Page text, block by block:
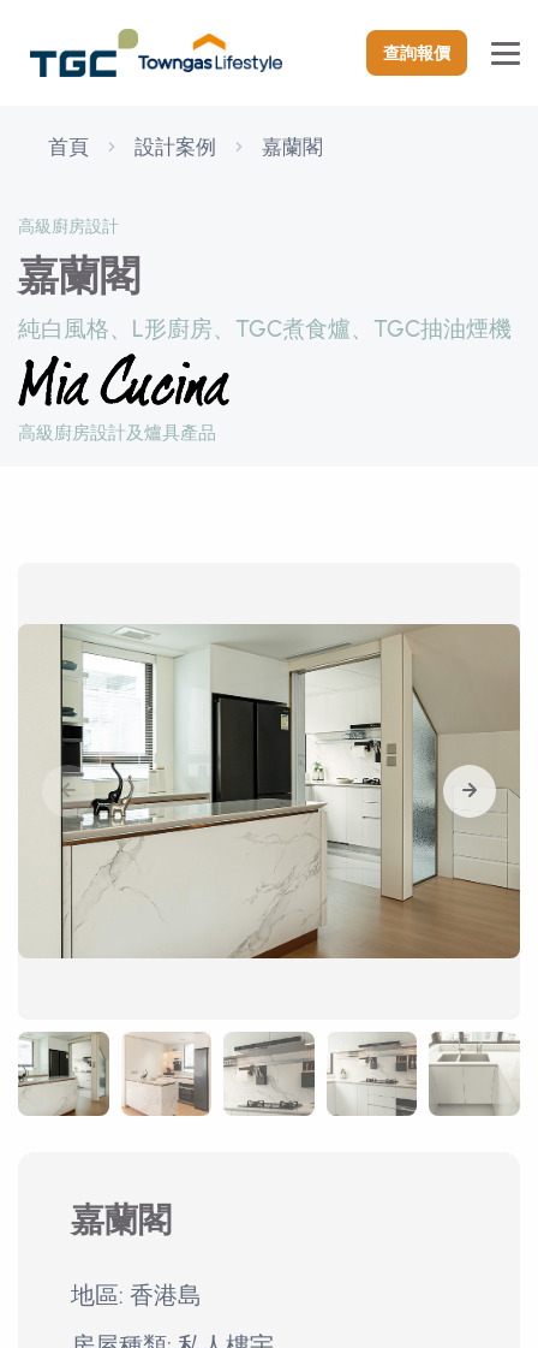
查詢報價
首頁 設計案例 嘉蘭閣
高級廚房設計
嘉蘭閣
純白風格、L形廚房、TGC煮食爐、TGC抽油煙機
高級廚房設計及爐具產品
嘉蘭閣
地區: 香港島